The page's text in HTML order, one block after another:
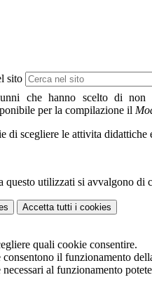
sito
che hanno scelto di non
per la compilazione il
di scegliere le attivita
questo utilizzati si avvalgono
Accetta tutti i cookies
quali cookie consentire.
il funzionamento
al funzionamento